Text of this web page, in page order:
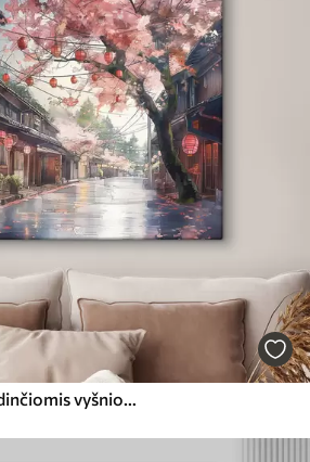
Japoniška gatvė su žydinčiomis vyšniomis, rytietiška architektūra, žibintais